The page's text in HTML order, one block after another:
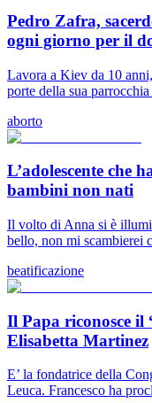
Pedro Zafra,
ogni giorno per il
Lavora a Kiev da 10
porte della sua
aborto
L’adolescente che
bambini non nati
Il volto di Anna si è
bello, non mi scambierei
beatificazione
Il Papa riconosce il
Elisabetta Martinez
E’ la fondatrice della
Leuca. Francesco ha